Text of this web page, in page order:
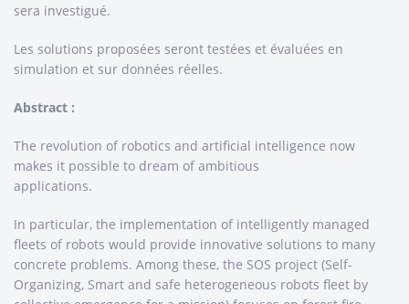
sera investigué.
Les solutions proposées seront testées et évaluées en
simulation et sur données réelles.
Abstract :
The revolution of robotics and artificial intelligence now
makes it possible to dream of ambitious
applications.
In particular, the implementation of intelligently managed
fleets of robots would provide innovative solutions to many
concrete problems. Among these, the SOS project (Self-
Organizing, Smart and safe heterogeneous robots fleet by